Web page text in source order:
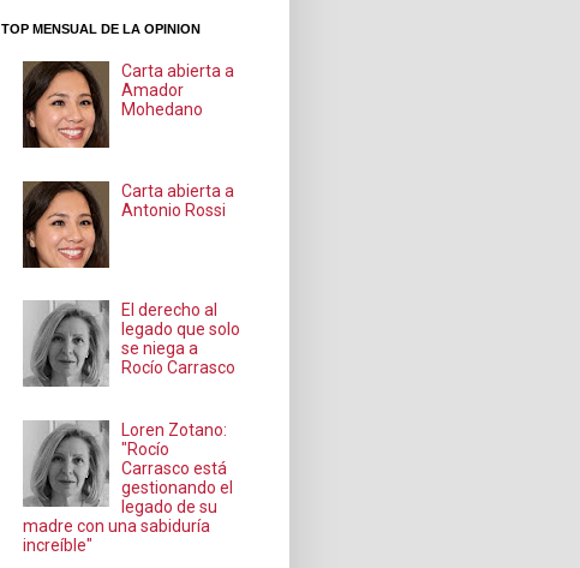
TOP MENSUAL DE LA OPINION
Carta abierta a
Amador
Mohedano
Carta abierta a
Antonio Rossi
El derecho al
legado que solo
se niega a
Rocío Carrasco
Loren Zotano:
"Rocío
Carrasco está
gestionando el
legado de su
madre con una sabiduría
increíble"